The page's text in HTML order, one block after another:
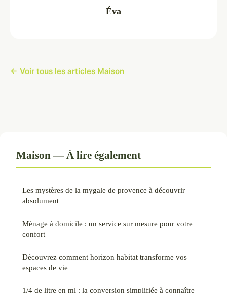
Éva
← Voir tous les articles Maison
Maison — À lire également
Les mystères de la mygale de provence à découvrir
absolument
Ménage à domicile : un service sur mesure pour votre
confort
Découvrez comment horizon habitat transforme vos
espaces de vie
1/4 de litre en ml : la conversion simplifiée à connaître